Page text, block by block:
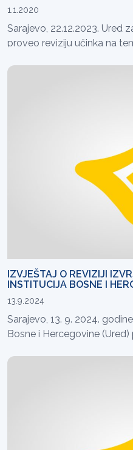
1.1.2020
Sarajevo, 22.12.2023. Ured
proveo reviziju učinka na
IZVJEŠTAJ O REVIZIJI
INSTITUCIJA BOSNE I
13.9.2024
Sarajevo, 13. 9. 2024.
Bosne i Hercegovine (Ured)